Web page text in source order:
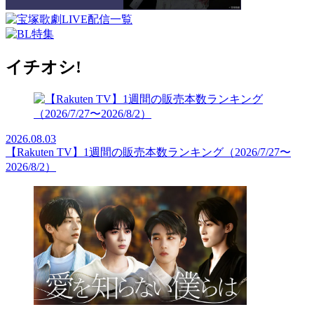
イチオシ!
2026.08.03
【Rakuten TV】1週間の販売本数ランキング（2026/7/27〜
2026/8/2）